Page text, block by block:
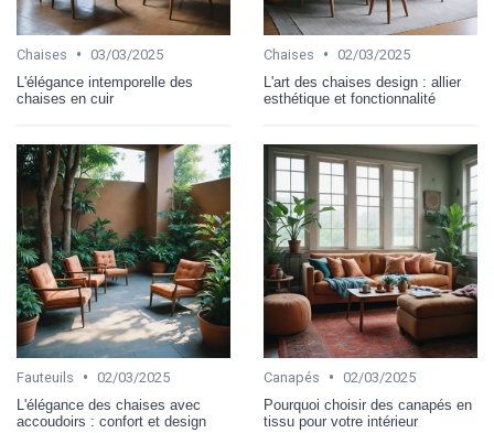
Chaises • 03/03/2025
L'élégance intemporelle des
chaises en cuir
Chaises • 02/03/2025
L'art des chaises design : allier
esthétique et fonctionnalité
Fauteuils • 02/03/2025
L'élégance des chaises avec
accoudoirs : confort et design
Canapés • 02/03/2025
Pourquoi choisir des canapés en
tissu pour votre intérieur